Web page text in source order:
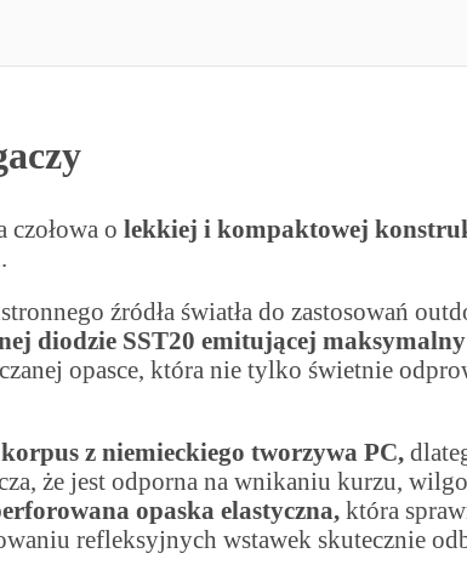
o lekkiej i kompaktowej
źródła światła do zastosowań
diodzie SST20 emitującej
opasce, która nie tylko świetnie
z niemieckiego tworzywa PC,
że jest odporna na wnikaniu kurzu,
opaska elastyczna, która
refleksyjnych wstawek skutecznie